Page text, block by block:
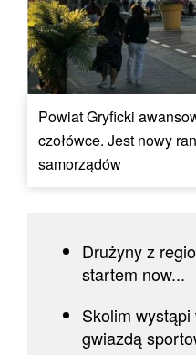
Powiat Gryficki
czołówce. Jest nowy
samorządów
Drużyny z
startem now...
Skolim
gwiazdą